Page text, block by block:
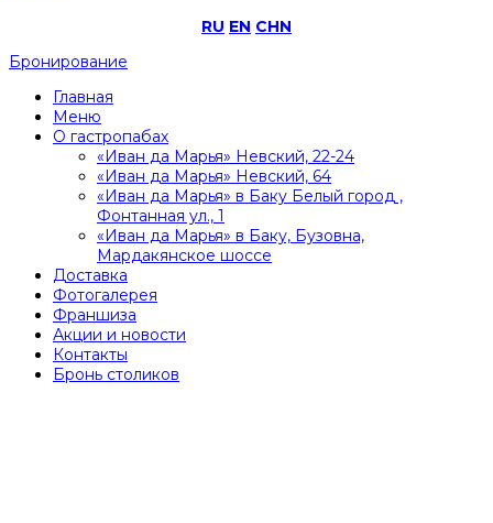
RU EN CHN
Бронирование
Главная
Меню
О гастропабах
«Иван да Марья» Невский, 22-24
«Иван да Марья» Невский, 64
«Иван да Марья» в Баку Белый город ,
Фонтанная ул., 1
«Иван да Марья» в Баку, Бузовна,
Мардакянское шоссе
Доставка
Фотогалерея
Франшиза
Акции и новости
Контакты
Бронь столиков